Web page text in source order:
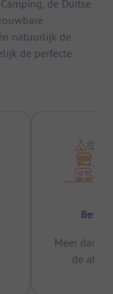
de Duitse
natuurlijk de
de perfecte
Meer dan
de